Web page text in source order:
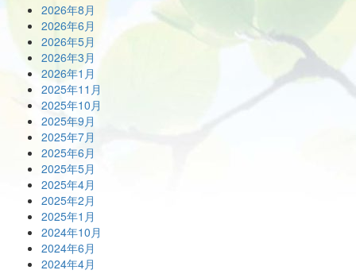
2026年8月
2026年6月
2026年5月
2026年3月
2026年1月
2025年11月
2025年10月
2025年9月
2025年7月
2025年6月
2025年5月
2025年4月
2025年2月
2025年1月
2024年10月
2024年6月
2024年4月